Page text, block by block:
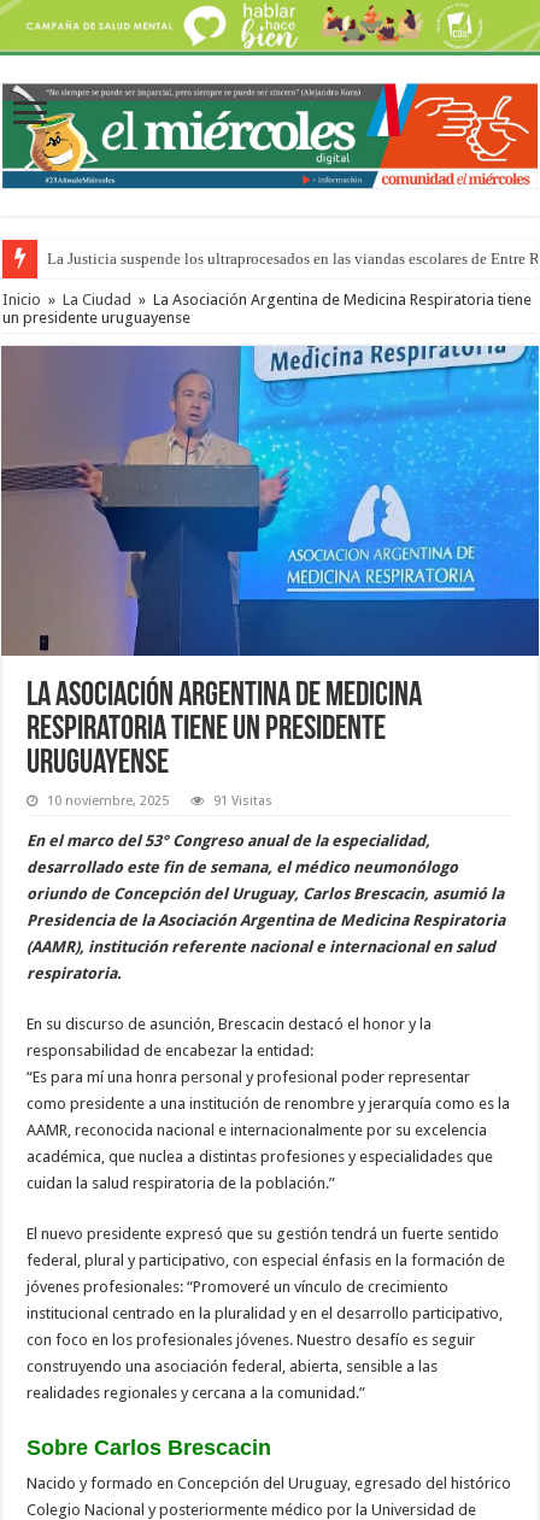
La Justicia suspende los ultraprocesados en las viandas escolares de Entre
Se presentará la obra “La Runfla de los Macanos”
Inicio » La Ciudad » La Asociación Argentina de Medicina Respiratoria tiene
un presidente uruguayense
La Asociación Argentina de Medicina
Respiratoria tiene un presidente
uruguayense
10 noviembre, 2025 91 Visitas
En el marco del 53° Congreso anual de la especialidad,
desarrollado este fin de semana, el médico neumonólogo
oriundo de Concepción del Uruguay, Carlos Brescacin, asumió la
Presidencia de la Asociación Argentina de Medicina Respiratoria
(AAMR), institución referente nacional e internacional en salud
respiratoria.
En su discurso de asunción, Brescacin destacó el honor y la
responsabilidad de encabezar la entidad:
“Es para mí una honra personal y profesional poder representar
como presidente a una institución de renombre y jerarquía como es la
AAMR, reconocida nacional e internacionalmente por su excelencia
académica, que nuclea a distintas profesiones y especialidades que
cuidan la salud respiratoria de la población.”
El nuevo presidente expresó que su gestión tendrá un fuerte sentido
federal, plural y participativo, con especial énfasis en la formación de
jóvenes profesionales: “Promoveré un vínculo de crecimiento
institucional centrado en la pluralidad y en el desarrollo participativo,
con foco en los profesionales jóvenes. Nuestro desafío es seguir
construyendo una asociación federal, abierta, sensible a las
realidades regionales y cercana a la comunidad.”
Sobre Carlos Brescacin
Nacido y formado en Concepción del Uruguay, egresado del histórico
Colegio Nacional y posteriormente médico por la Universidad de